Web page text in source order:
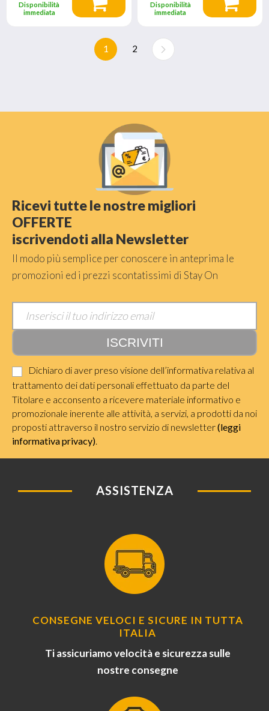
Disponibilità
immediata
Disponibilità
immediata
1 2
Ricevi tutte le nostre migliori
OFFERTE
iscrivendoti alla Newsletter
Il modo più semplice per conoscere in anteprima le
promozioni ed i prezzi scontatissimi di Stay On
Dichiaro di aver preso visione dell’informativa relativa al
trattamento dei dati personali effettuato da parte del
Titolare e acconsento a ricevere materiale informativo e
promozionale inerente alle attività, a servizi, a prodotti da noi
proposti attraverso il nostro servizio di newsletter(leggi
informativa privacy).
ASSISTENZA
CONSEGNE VELOCI E SICURE IN TUTTA
ITALIA
Ti assicuriamo velocità e sicurezza sulle
nostre consegne